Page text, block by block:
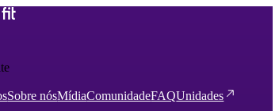
Sobre nósMídiaComunidadeFAQUnidades